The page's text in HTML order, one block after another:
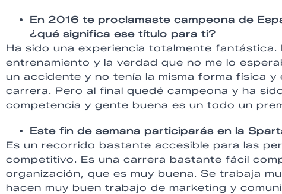
En 2016 te proclamaste campeona de
¿qué significa ese título para ti?
Ha sido una experiencia totalmente
entrenamiento y la verdad que no me lo
un accidente y no tenía la misma forma física
carrera. Pero al final quedé campeona y ha
competencia y gente buena es un todo un
Este fin de semana participarás en la
Es un recorrido bastante accesible para las
competitivo. Es una carrera bastante fácil
organización, que es muy buena. Se trabaja
hacen muy buen trabajo de marketing y